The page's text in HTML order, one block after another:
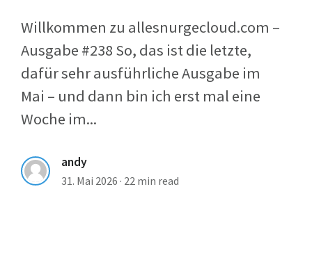
Willkommen zu allesnurgecloud.com –
Ausgabe #238 So, das ist die letzte,
dafür sehr ausführliche Ausgabe im
Mai – und dann bin ich erst mal eine
Woche im...
andy
31. Mai 2026 · 22 min read